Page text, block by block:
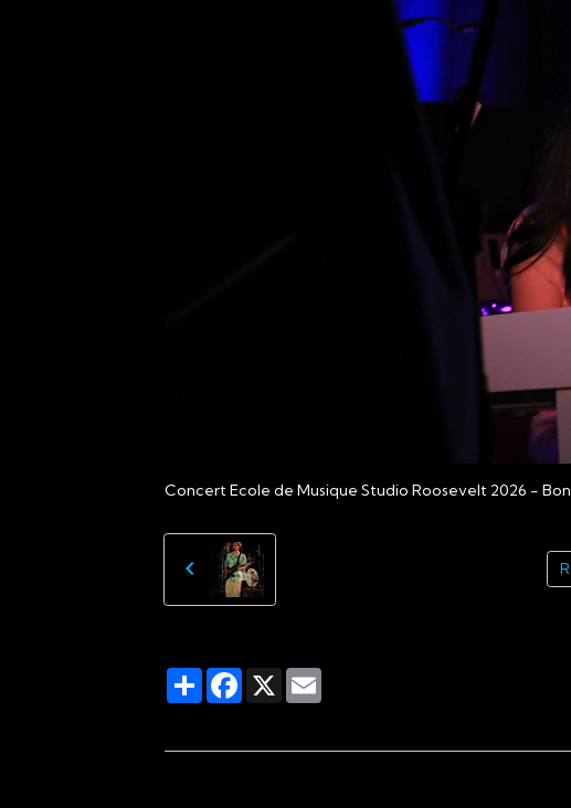
Concert Ecole de Musique Studio Roosevelt 2026 -
PartagerFacebook
X